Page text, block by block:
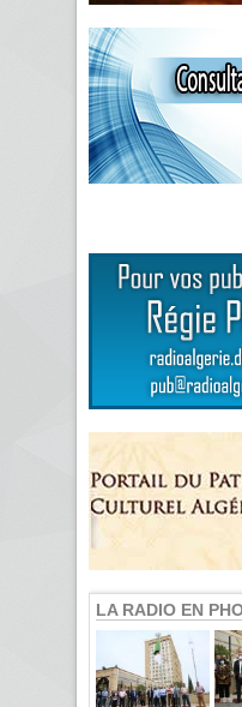
LA RADIO EN